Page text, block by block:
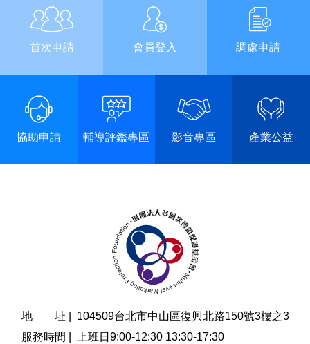
首次申請 會員登入 調處申請
協助申請 輔導評鑑專區 影音專區 產業公益
地 址 |
104509台北市中山區復興北路150號3樓之3
服務時間 |
上班日9:00-12:30 13:30-17:30